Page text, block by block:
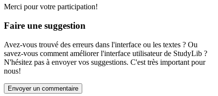
Merci pour votre participation!
Faire une suggestion
Avez-vous trouvé des erreurs dans l'interface ou les textes ? Ou
savez-vous comment améliorer l'interface utilisateur de StudyLib ?
N'hésitez pas à envoyer vos suggestions. C'est très important pour
nous!
Envoyer un commentaire